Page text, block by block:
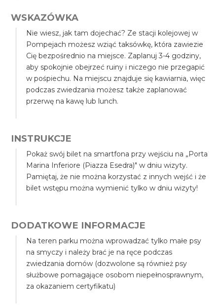
WSKAZÓWKA
Nie wiesz, jak tam dojechać? Ze stacji kolejowej w
Pompejach możesz wziąć taksówkę, która zawiezie
Cię bezpośrednio na miejsce. Zaplanuj 3-4 godziny,
aby spokojnie obejrzeć ruiny i niczego nie przegapić
w pośpiechu. Na miejscu znajduje się kawiarnia, więc
podczas zwiedzania możesz także zaplanować
przerwę na kawę lub lunch.
INSTRUKCJE
Pokaż swój bilet na smartfona przy wejściu na „Porta
Marina Inferiore (Piazza Esedra)" w dniu wizyty.
Pamiętaj, że nie można korzystać z innych wejść i że
bilet wstępu można wymienić tylko w dniu wizyty!
DODATKOWE INFORMACJE
Na teren parku można wprowadzać tylko małe psy
na smyczy i należy brać je na ręce podczas
zwiedzania domów (dozwolone są również psy
służbowe pomagające osobom niepełnosprawnym,
za okazaniem certyfikatu)